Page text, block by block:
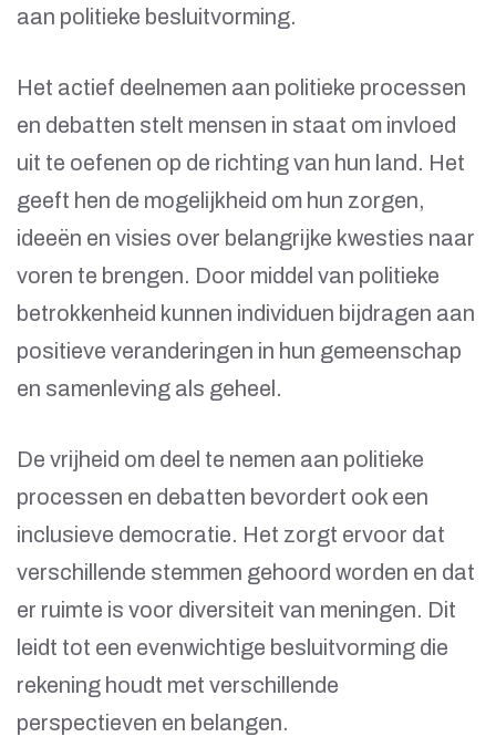
aan politieke besluitvorming.
Het actief deelnemen aan politieke processen
en debatten stelt mensen in staat om invloed
uit te oefenen op de richting van hun land. Het
geeft hen de mogelijkheid om hun zorgen,
ideeën en visies over belangrijke kwesties naar
voren te brengen. Door middel van politieke
betrokkenheid kunnen individuen bijdragen aan
positieve veranderingen in hun gemeenschap
en samenleving als geheel.
De vrijheid om deel te nemen aan politieke
processen en debatten bevordert ook een
inclusieve democratie. Het zorgt ervoor dat
verschillende stemmen gehoord worden en dat
er ruimte is voor diversiteit van meningen. Dit
leidt tot een evenwichtige besluitvorming die
rekening houdt met verschillende
perspectieven en belangen.